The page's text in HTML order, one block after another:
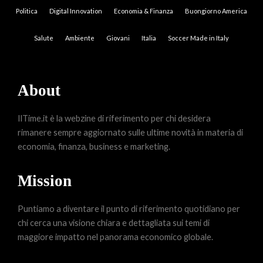
Politica Digital Innovation Economia & Finanza Buongiorno America
Salute Ambiente Giovani Italia Soccer Made in Italy
About
IlTime.it è la webzine di riferimento per chi desidera
rimanere sempre aggiornato sulle ultime novità in materia di
economia, finanza, business e marketing.
Mission
Puntiamo a diventare il punto di riferimento quotidiano per
chi cerca una visione chiara e dettagliata sui temi di
maggiore impatto nel panorama economico globale.